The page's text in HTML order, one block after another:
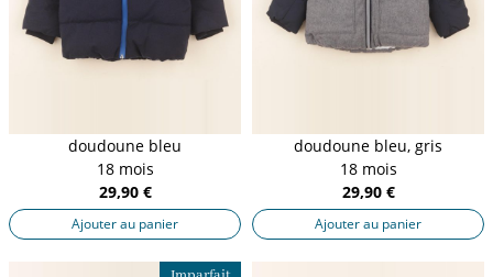
doudoune bleu
18 mois
29,90 €
Ajouter au panier
doudoune bleu, gris
18 mois
29,90 €
Ajouter au panier